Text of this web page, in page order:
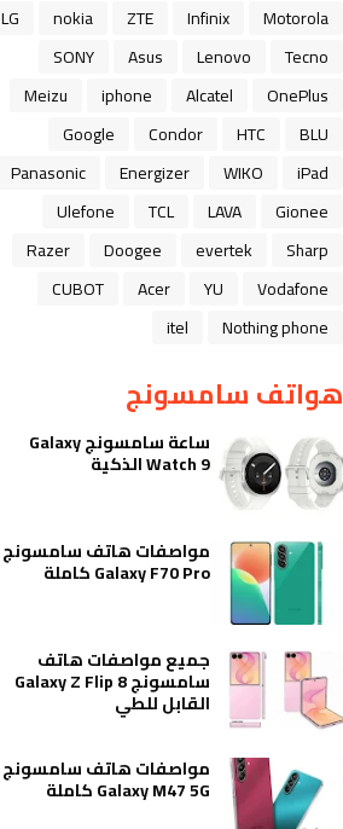
Motorola
Infinix
ZTE
nokia
LG
Tecno
Lenovo
Asus
SONY
OnePlus
Alcatel
iphone
Meizu
BLU
HTC
Condor
Google
iPad
WIKO
Energizer
Panasonic
Gionee
LAVA
TCL
Ulefone
Sharp
evertek
Doogee
Razer
Vodafone
YU
Acer
CUBOT
Nothing phone
itel
هواتف سامسونج
ساعة سامسونج Galaxy
Watch 9 الذكية
مواصفات هاتف سامسونج
Galaxy F70 Pro كاملة
جميع مواصفات هاتف
سامسونج Galaxy Z Flip 8
القابل للطي
مواصفات هاتف سامسونج
Galaxy M47 5G كاملة